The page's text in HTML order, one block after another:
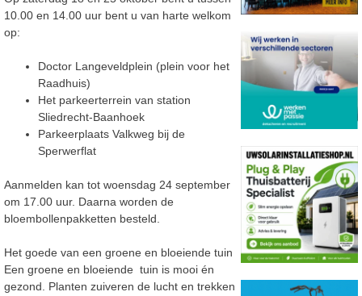
10.00 en 14.00 uur bent u van harte welkom
op:
Doctor Langeveldplein (plein voor het
Raadhuis)
Het parkeerterrein van station
Sliedrecht-Baanhoek
Parkeerplaats Valkweg bij de
Sperwerflat
Aanmelden kan tot woensdag 24 september
om 17.00 uur. Daarna worden de
bloembollenpakketten besteld.
Het goede van een groene en bloeiende tuin
Een groene en bloeiende tuin is mooi én
gezond. Planten zuiveren de lucht en trekken